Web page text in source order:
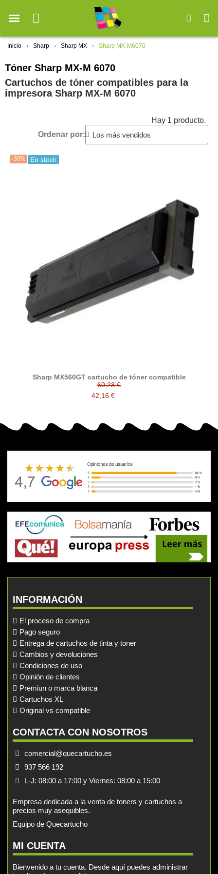
Inicio Sharp Sharp MX Sharp MX-M6070
Tóner Sharp MX-M 6070
Cartuchos de tóner compatibles para la
impresora Sharp MX-M 6070
Hay 1 producto.
Ordenar por:
-30% En stock
Sharp MX560GT cartucho de tóner compatible
60,23 €
42,16 €
INFORMACIÓN
El proceso de compra
Pago seguro
Entrega de cartuchos de tinta y toner
Cambios y devoluciones
Condiciones de uso
Opinión de clientes
Premiun o marca blanca
Cartuchos XL
Original vs compatible
CONTACTA CON NOSOTROS
comercial@quecartucho.es
937 566 192
L-J: 08:00 a 17:00 y Viernes: 08:00 a 15:00
Empresa dedicada a la venta de toners y cartuchos a
precios muy asequibles.
Equipo de Quecartucho
MI CUENTA
Bienvenido a tu cuenta. Desde aquí puedes administrar